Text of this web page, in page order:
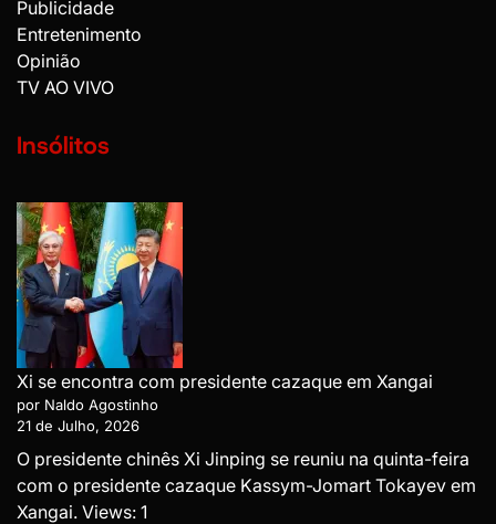
Publicidade
Entretenimento
Opinião
TV AO VIVO
Insólitos
Xi se encontra com presidente cazaque em Xangai
por Naldo Agostinho
21 de Julho, 2026
O presidente chinês Xi Jinping se reuniu na quinta-feira
com o presidente cazaque Kassym-Jomart Tokayev em
Xangai. Views: 1